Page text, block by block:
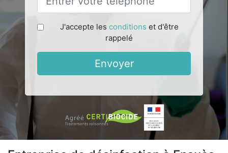
J'accepte les conditions et d'être
rappelé
Envoyer